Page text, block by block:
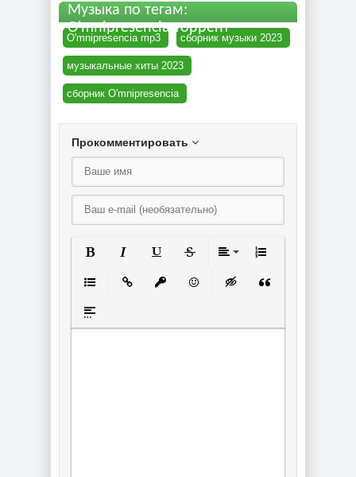
Музыка по тегам:
O'mnipresencia торрент
O'mnipresencia mp3 сборник музыки 2023
музыкальные хиты 2023
сборник O'mnipresencia
Прокомментировать
Вставка спойлера